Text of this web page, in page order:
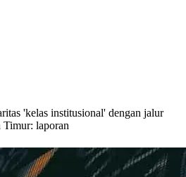
'kelas institusional' dengan jalur
laporan